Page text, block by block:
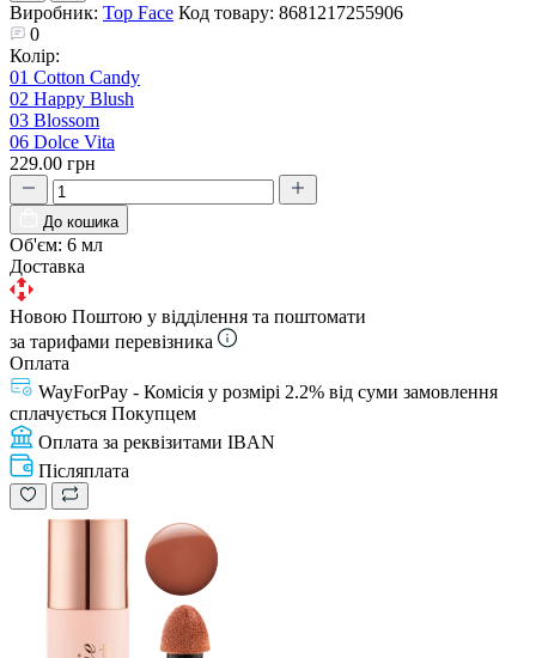
Виробник: Top Face Код товару: 8681217255906
0
Колір:
01 Cotton Candy
02 Happy Blush
03 Blossom
06 Dolce Vita
229.00 грн
До кошика
Об'єм: 6 мл
Доставка
Новою Поштою у відділення та поштомати
за тарифами перевізника
Оплата
WayForPay - Комісія у розмірі 2.2% від суми замовлення
сплачується Покупцем
Оплата за реквізитами IBAN
Післяплата